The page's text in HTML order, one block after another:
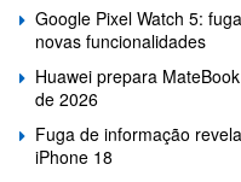
Google Pixel Watch 5:
novas funcionalidades
Huawei prepara
de 2026
Fuga de informação
iPhone 18